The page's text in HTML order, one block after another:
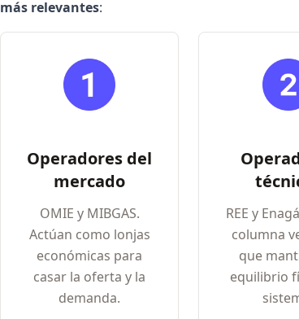
más relevantes:
Operadores del
mercado
OMIE y MIBGAS.
Actúan como lonjas
económicas para
casar la oferta y la
demanda.
REE y
columna
que
equilibrio